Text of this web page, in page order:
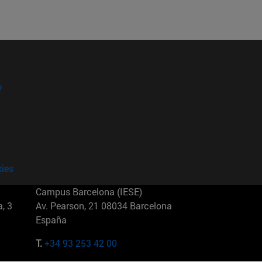
3
Campus Barcelona (IESE)
Av. Pearson, 21 08034 Barcelona
España
T.+34 93 253 42 00